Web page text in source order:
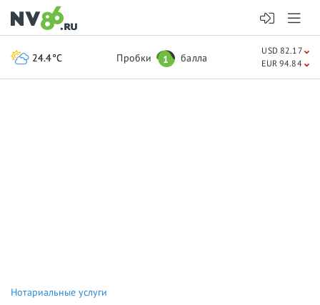
Нотариальные услуги
24.4°C Пробки 1 балла
USD 82.17
EUR 94.84